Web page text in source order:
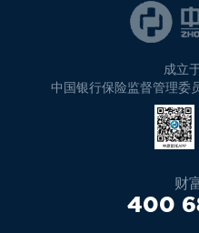
成立
中国银行保险监督管理委
财
400